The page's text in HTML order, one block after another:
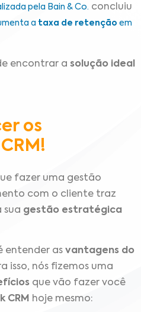
pela Bain & Co. concluiu
a taxa de retenção em
encontrar a solução ideal
os
fazer uma gestão
com o cliente traz
sua gestão estratégica
entender as vantagens do
isso, nós fizemos uma
que vão fazer você
CRM hoje mesmo: